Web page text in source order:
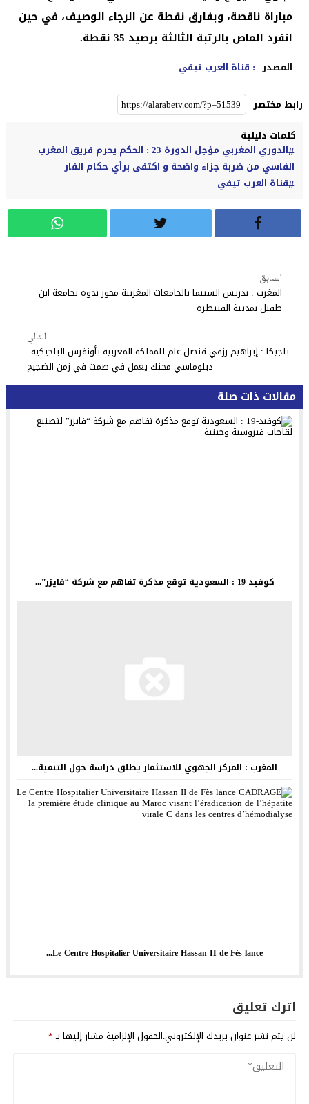
مباراة ناقصة، وبفارق نقطة عن الرجاء الوصيف، في حين
انفرد الماص بالرتبة الثالثة برصيد 35 نقطة.
المصدر : قناة العرب تيفي
رابط مختصر
كلمات دليلية
الدوري المغربي مؤجل الدورة 23 : الحكم يحرم فريق المغرب
الفاسي من ضربة جزاء واضحة و اكتفى برأي حكام الفار
قناة العرب تيفي
السابق
المغرب : تدريس السينما بالجامعات المغربية محور ندوة بجامعة ابن
طفيل بمدينة القنيطرة
التالي
بلجيكا : إبراهيم رزقي قنصل عام للمملكة المغربية بأونفرس البلجيكية..
دبلوماسي محنك يعمل في صمت في زمن الضجيج
مقالات ذات صلة
كوفيد-19 : السعودية توقع مذكرة تفاهم مع شركة “فايزر”...
المغرب : المركز الجهوي للاستثمار يطلق دراسة حول التنمية...
Le Centre Hospitalier Universitaire Hassan II de Fès lance...
اترك تعليق
لن يتم نشر عنوان بريدك الإلكتروني.الحقول الإلزامية مشار إليها بـ*